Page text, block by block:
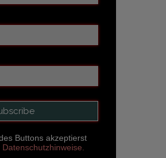
Buttons akzeptierst
Datenschutzhinweise.